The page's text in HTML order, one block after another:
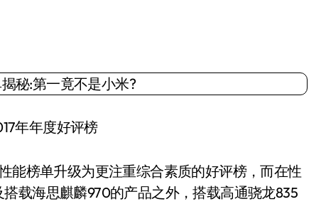
年年度好评榜
榜单升级为更注重综合素质的好评榜，而在性
载海思麒麟970的产品之外，搭载高通骁龙835